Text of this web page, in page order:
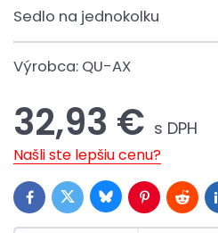
Sedlo na jednokolku
Výrobca: QU-AX
32,93 € s DPH
Našli ste lepšiu cenu?
FacebookTwitterBlueskyPinterestReddit